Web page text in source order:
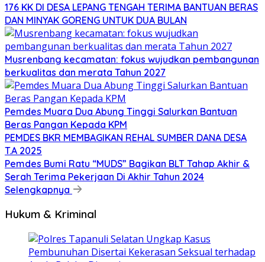
176 KK DI DESA LEPANG TENGAH TERIMA BANTUAN BERAS
DAN MINYAK GORENG UNTUK DUA BULAN
Musrenbang kecamatan: fokus wujudkan pembangunan
berkualitas dan merata Tahun 2027
Pemdes Muara Dua Abung Tinggi Salurkan Bantuan
Beras Pangan Kepada KPM
PEMDES BKR MEMBAGIKAN REHAL SUMBER DANA DESA
T.A 2025
Pemdes Bumi Ratu “MUDS” Bagikan BLT Tahap Akhir &
Serah Terima Pekerjaan Di Akhir Tahun 2024
Selengkapnya
Hukum & Kriminal